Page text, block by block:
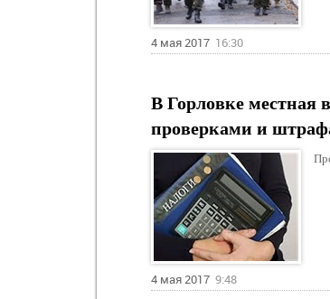
4 мая 2017 16:30
В Горловке местная
проверками и
4 мая 2017 9:48